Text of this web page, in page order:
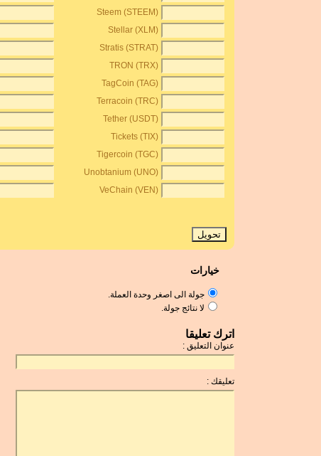
Steem (STEEM)
Stellar (XLM)
Stratis (STRAT)
TRON (TRX)
TagCoin (TAG)
Terracoin (TRC)
Tether (USDT)
Tickets (TIX)
Tigercoin (TGC)
Unobtanium (UNO)
VeChain (VEN)
خيارات
جولة الى اصغر وحدة العملة.
لا نتائج جولة.
اترك تعليقا
عنوان التعليق :
تعليقك :